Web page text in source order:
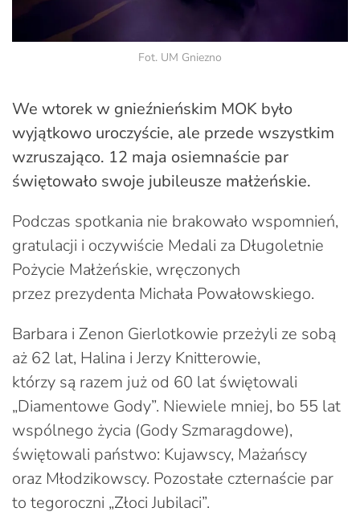
Fot. UM Gniezno
We wtorek w gnieźnieńskim MOK było
wyjątkowo uroczyście, ale przede wszystkim
wzruszająco. 12 maja osiemnaście par
świętowało swoje jubileusze małżeńskie.
Podczas spotkania nie brakowało wspomnień,
gratulacji i oczywiście Medali za Długoletnie
Pożycie Małżeńskie, wręczonych
przez prezydenta Michała Powałowskiego.
Barbara i Zenon Gierlotkowie przeżyli ze sobą
aż 62 lat, Halina i Jerzy Knitterowie,
którzy są razem już od 60 lat świętowali
„Diamentowe Gody”. Niewiele mniej, bo 55 lat
wspólnego życia (Gody Szmaragdowe),
świętowali państwo: Kujawscy, Mażańscy
oraz Młodzikowscy. Pozostałe czternaście par
to tegoroczni „Złoci Jubilaci”.